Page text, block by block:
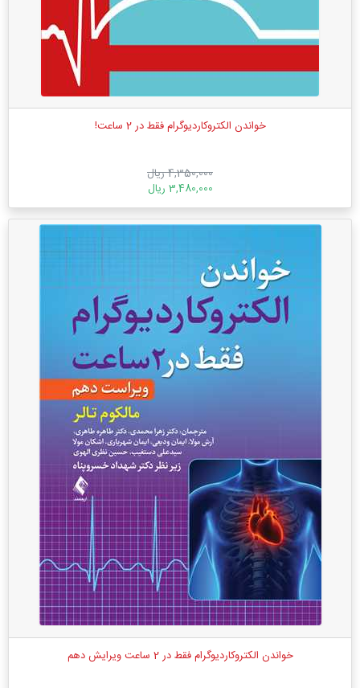
خواندن الکتروکاردیوگرام فقط در 2 ساعت!
4,350,000 ریال
3,480,000 ریال
خواندن الکتروکاردیوگرام فقط در 2 ساعت ویرایش دهم